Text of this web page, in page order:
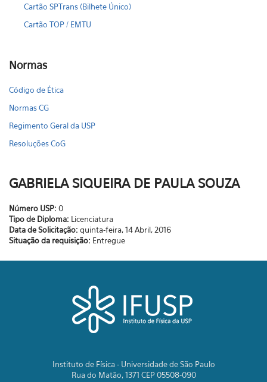
Cartão SPTrans (Bilhete Único)
Cartão TOP / EMTU
Normas
Código de Ética
Normas CG
Regimento Geral da USP
Resoluções CoG
GABRIELA SIQUEIRA DE PAULA SOUZA
Número USP: 0
Tipo de Diploma: Licenciatura
Data de Solicitação: quinta-feira, 14 Abril, 2016
Situação da requisição: Entregue
Instituto de Física - Universidade de São Paulo
Rua do Matão, 1371 CEP 05508-090